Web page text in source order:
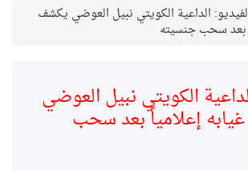
الداعية الكويتي نبيل العوضي يكشف
بعد سحب جنسيته
الكويتي نبيل العوضي
إعلامياً بعد سحب